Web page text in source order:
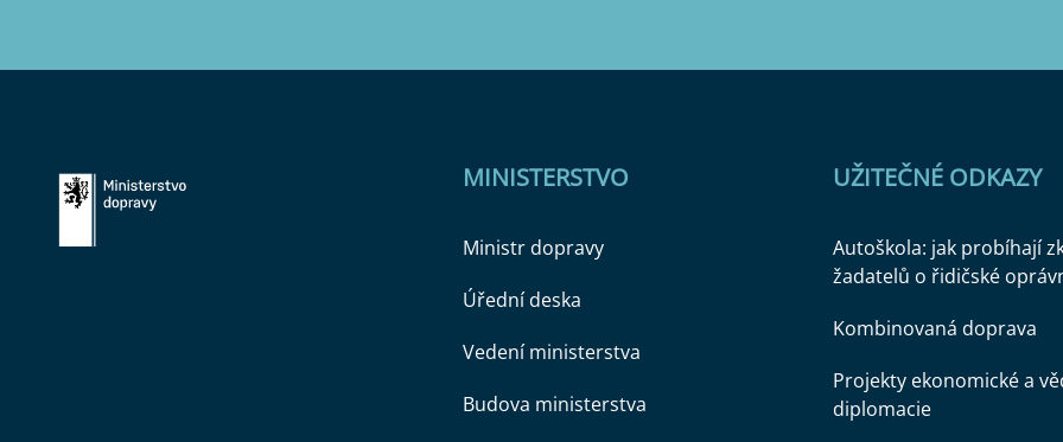
MINISTERSTVO
Ministr dopravy
Úřední deska
Vedení ministerstva
Budova ministerstva
UŽITEČNÉ ODKAZY
Autoškola: jak probíhají
žadatelů o řidičské
Kombinovaná doprava
Projekty ekonomické a
diplomacie